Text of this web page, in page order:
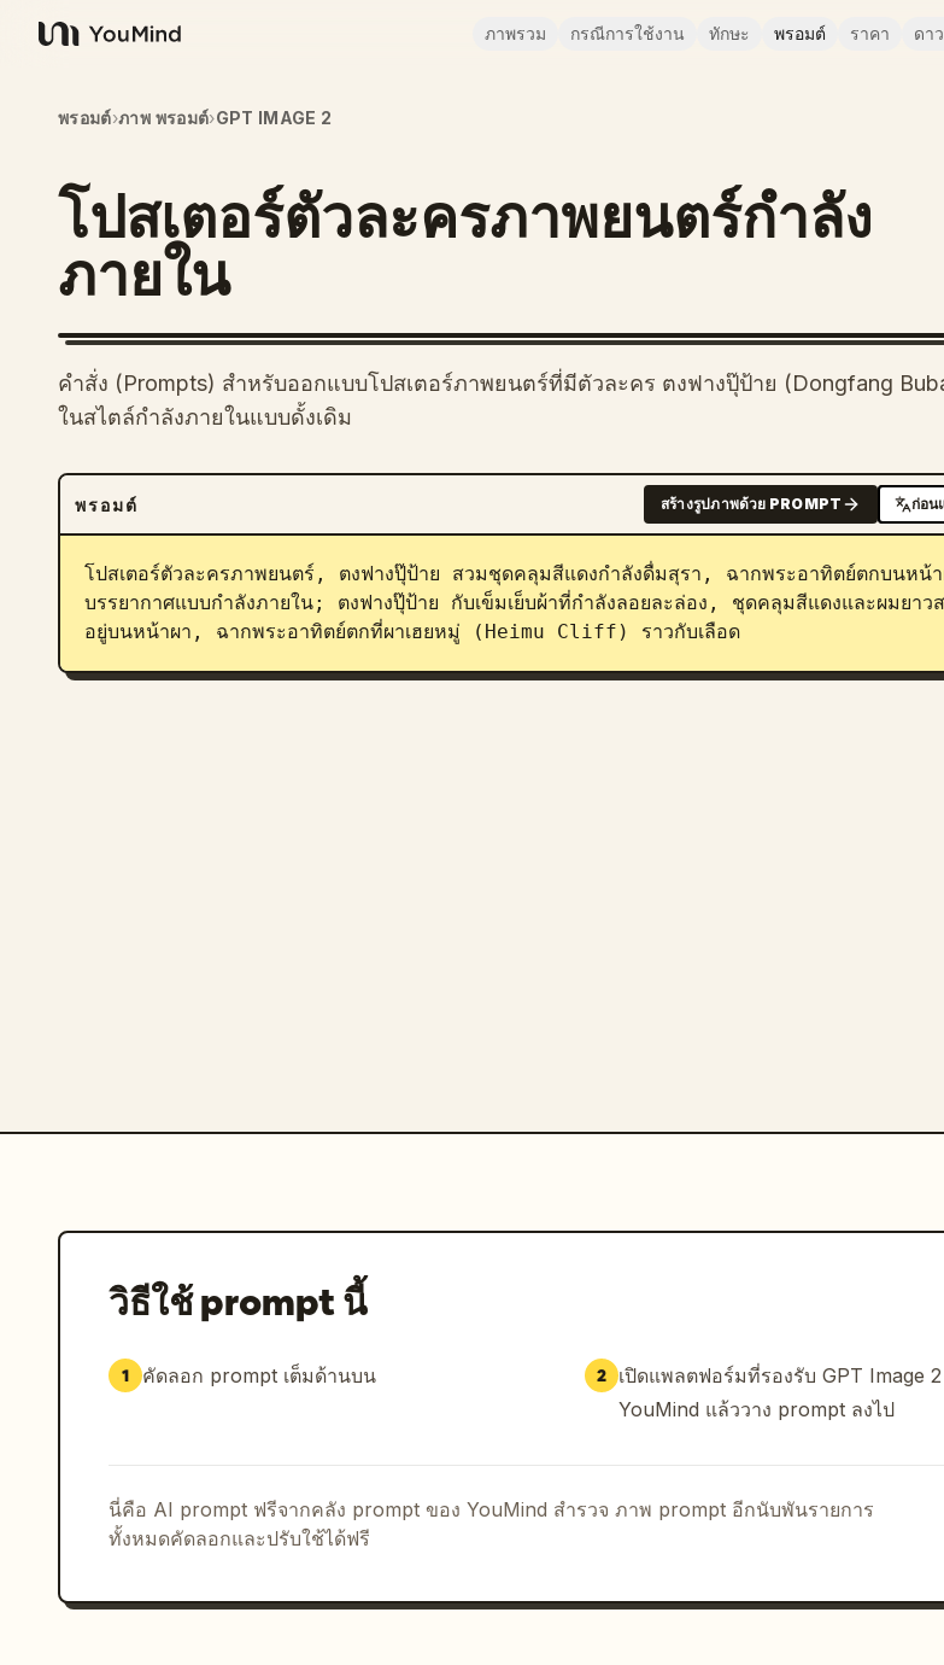
YouMind
ภาพรวม กรณีการใช้งาน ทักษะ พรอมต์ ราคา ดา
พรอมต์›ภาพ พรอมต์›GPT IMAGE 2
โปสเตอร์ตัวละครภาพยนตร์กำลัง
ภายใน
คำสั่ง (Prompts) สำหรับออกแบบโปสเตอร์ภาพยนตร์ที่มีตัวละคร ตงฟางปุ๊ป้าย (Dongfang
ในสไตล์กำลังภายในแบบดั้งเดิม
พรอมต์ สร้างรูปภาพด้วย PROMPT ก่อน
โปสเตอร์ตัวละครภาพยนตร์, ตงฟางปุ๊ป้าย สวมชุดคลุมสีแดงกำลังดื่มสุรา, ฉากพระอาทิตย์ตกบนหน้
บรรยากาศแบบกำลังภายใน; ตงฟางปุ๊ป้าย กับเข็มเย็บผ้าที่กำลังลอยละล่อง, ชุดคลุมสีแดงและผมยาว
อยู่บนหน้าผา, ฉากพระอาทิตย์ตกที่ผาเฮยหมู่ (Heimu Cliff) ราวกับเลือด
วิธีใช้ prompt นี้
1 คัดลอก prompt เต็มด้านบน 2 เปิดแพลตฟอร์มที่รองรับ GPT Image
YouMind แล้ววาง prompt ลงไป
นี่คือ AI prompt ฟรีจากคลัง prompt ของ YouMind สำรวจ ภาพ prompt อีกนับพันรายการ
ทั้งหมดคัดลอกและปรับใช้ได้ฟรี